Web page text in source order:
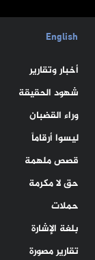
English
أخبار وتقارير
شهود الحقيقة
وراء القضبان
ليسوا أرقاماً
قصص ملهمة
حق لا مكرمة
حملات
بلغة الإشارة
تقارير مصورة